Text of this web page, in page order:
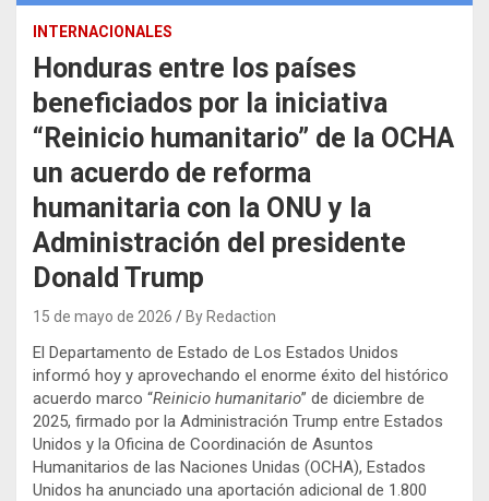
INTERNACIONALES
Honduras entre los países
beneficiados por la iniciativa
“Reinicio humanitario” de la OCHA
un acuerdo de reforma
humanitaria con la ONU y la
Administración del presidente
Donald Trump
15 de mayo de 2026 By Redaction
El Departamento de Estado de Los Estados Unidos
informó hoy y aprovechando el enorme éxito del histórico
acuerdo marco “Reinicio humanitario” de diciembre de
2025, firmado por la Administración Trump entre Estados
Unidos y la Oficina de Coordinación de Asuntos
Humanitarios de las Naciones Unidas (OCHA), Estados
Unidos ha anunciado una aportación adicional de 1.800